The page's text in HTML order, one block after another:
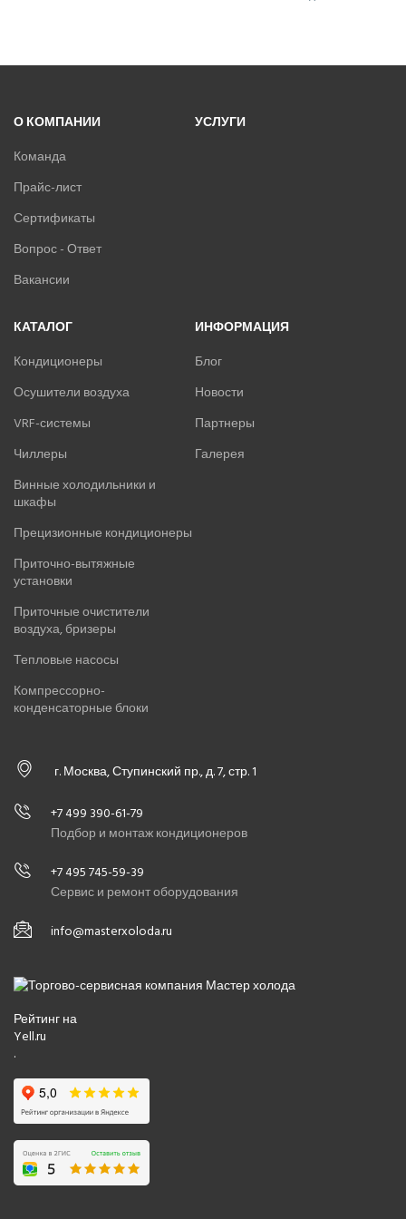
Tosot
XIGMA
YOSHIKAWA
ОСУШИТЕЛИ ВОЗДУХА
ВИННЫЕ ХОЛОДИЛЬНИКИ И ШКАФЫ
ПРЕЦИЗИОННЫЕ КОНДИЦИОНЕРЫ
ПРИТОЧНО-ВЫТЯЖНЫЕ УСТАНОВКИ
ПРИТОЧНЫЕ ОЧИСТИТЕЛИ ВОЗДУХА, БРИЗЕРЫ
ТЕПЛОВЫЕ НАСОСЫ
КОМПРЕССОРНО-КОНДЕНСАТОРНЫЕ БЛОКИ
О КОМПАНИИ
Команда
Прайс-лист
Сертификаты
Вопрос - Ответ
Вакансии
УСЛУГИ
КАТАЛОГ
Кондиционеры
Осушители воздуха
VRF-системы
Чиллеры
Винные холодильники и
шкафы
Прецизионные кондиционеры
Приточно-вытяжные
установки
Приточные очистители
воздуха, бризеры
Тепловые насосы
Компрессорно-
конденсаторные блоки
ИНФОРМАЦИЯ
Блог
Новости
Партнеры
Галерея
г. Москва, Ступинский пр., д. 7, стр. 1
+7 499 390-61-79
Подбор и монтаж кондиционеров
+7 495 745-59-39
Сервис и ремонт оборудования
info@masterxoloda.ru
Рейтинг на
Yell.ru
.